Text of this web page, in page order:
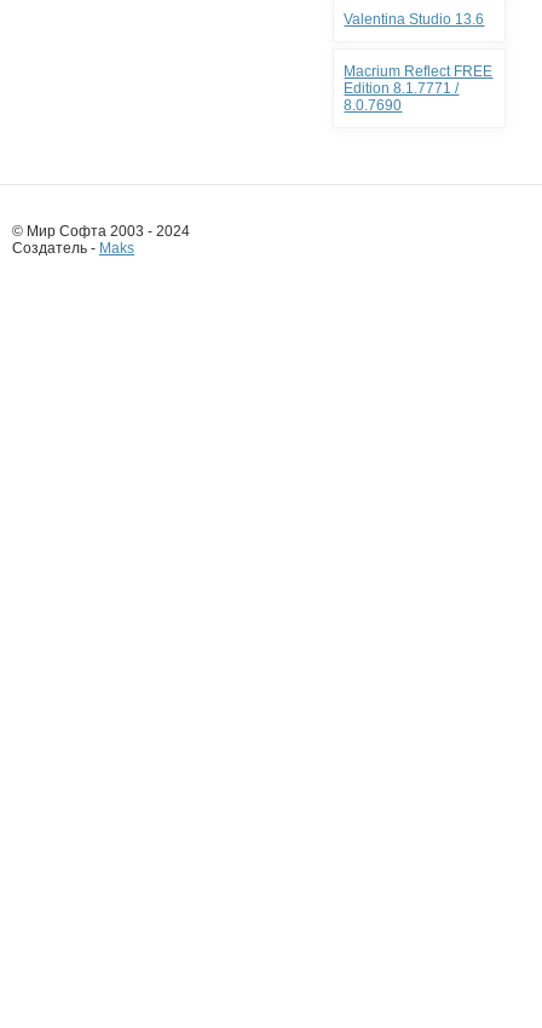
Valentina Studio 13.6
Macrium Reflect FREE
Edition 8.1.7771 /
8.0.7690
© Мир Софта 2003 - 2024
Создатель - Maks